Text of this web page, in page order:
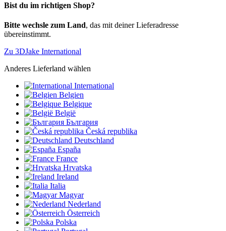
Bist du im richtigen Shop?
Bitte wechsle zum Land, das mit deiner Lieferadresse
übereinstimmt.
Zu 3DJake International
Anderes Lieferland wählen
International
Belgien
Belgique
België
България
Česká republika
Deutschland
España
France
Hrvatska
Ireland
Italia
Magyar
Nederland
Österreich
Polska